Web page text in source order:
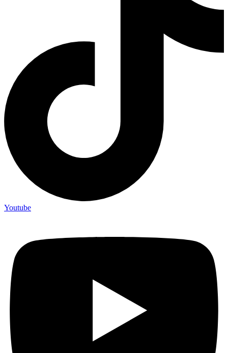
Youtube